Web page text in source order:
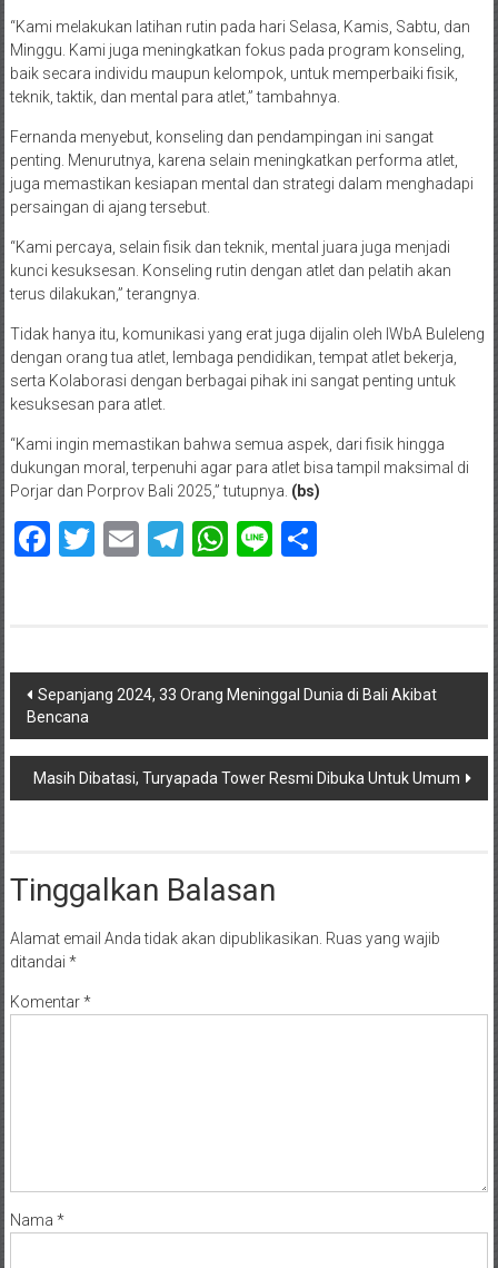
“Kami melakukan latihan rutin pada hari Selasa, Kamis, Sabtu, dan
Minggu. Kami juga meningkatkan fokus pada program konseling,
baik secara individu maupun kelompok, untuk memperbaiki fisik,
teknik, taktik, dan mental para atlet,” tambahnya.
Fernanda menyebut, konseling dan pendampingan ini sangat
penting. Menurutnya, karena selain meningkatkan performa atlet,
juga memastikan kesiapan mental dan strategi dalam menghadapi
persaingan di ajang tersebut.
“Kami percaya, selain fisik dan teknik, mental juara juga menjadi
kunci kesuksesan. Konseling rutin dengan atlet dan pelatih akan
terus dilakukan,” terangnya.
Tidak hanya itu, komunikasi yang erat juga dijalin oleh IWbA Buleleng
dengan orang tua atlet, lembaga pendidikan, tempat atlet bekerja,
serta Kolaborasi dengan berbagai pihak ini sangat penting untuk
kesuksesan para atlet.
“Kami ingin memastikan bahwa semua aspek, dari fisik hingga
dukungan moral, terpenuhi agar para atlet bisa tampil maksimal di
Porjar dan Porprov Bali 2025,” tutupnya. (bs)
Facebook
Twitter
EmailTelegram
WhatsApp
LineShare
Navigasi
pos
Sepanjang 2024, 33 Orang Meninggal Dunia di Bali Akibat
Bencana
Masih Dibatasi, Turyapada Tower Resmi Dibuka Untuk Umum
Tinggalkan Balasan
Alamat email Anda tidak akan dipublikasikan. Ruas yang wajib
ditandai *
Komentar*
Nama *